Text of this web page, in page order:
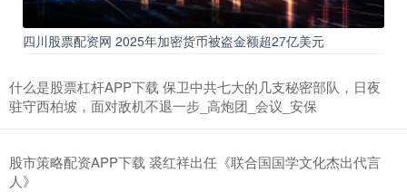
四川股票配资网 2025年加密货币被盗金额超27亿美元
什么是股票杠杆APP下载 保卫中共七大的几支秘密部队，日夜
驻守西柏坡，面对敌机不退一步_高炮团_会议_安保
股市策略配资APP下载 裘红祥出任《联合国国学文化杰出代言
人》